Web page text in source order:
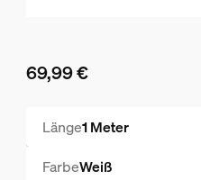
69,99 €
Länge1 Meter
FarbeWeiß